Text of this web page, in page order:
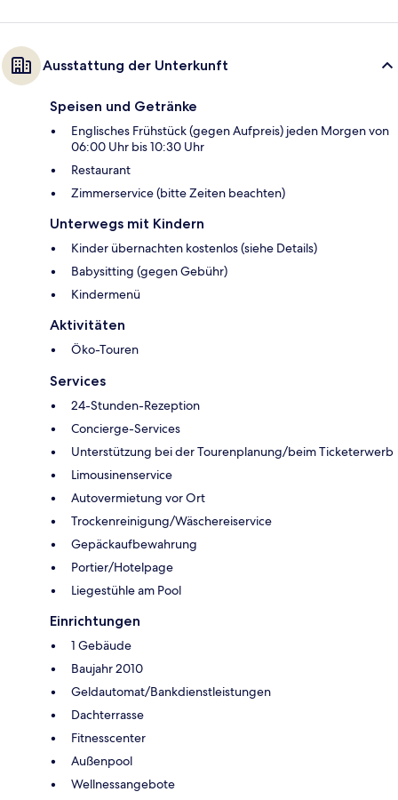
Ausstattung der Unterkunft
Speisen und Getränke
Englisches Frühstück (gegen Aufpreis) jeden Morgen von
06:00 Uhr bis 10:30 Uhr
Restaurant
Zimmerservice (bitte Zeiten beachten)
Unterwegs mit Kindern
Kinder übernachten kostenlos (siehe Details)
Babysitting (gegen Gebühr)
Kindermenü
Aktivitäten
Öko-Touren
Services
24-Stunden-Rezeption
Concierge-Services
Unterstützung bei der Tourenplanung/beim Ticketerwerb
Limousinenservice
Autovermietung vor Ort
Trockenreinigung/Wäschereiservice
Gepäckaufbewahrung
Portier/Hotelpage
Liegestühle am Pool
Einrichtungen
1 Gebäude
Baujahr 2010
Geldautomat/Bankdienstleistungen
Dachterrasse
Fitnesscenter
Außenpool
Wellnessangebote